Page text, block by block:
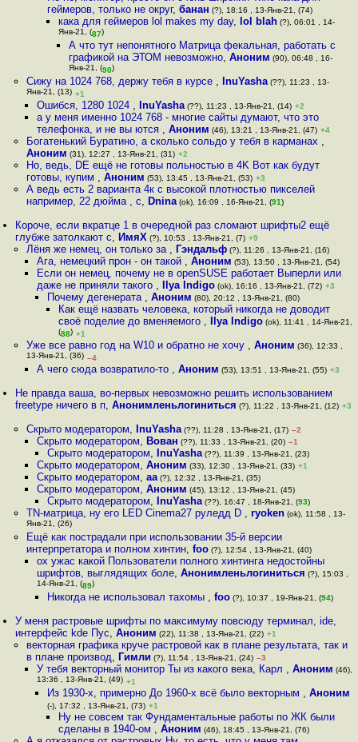
геймеров, только не округ,банан (?), 18:16 , 13-Янв-21, (74)
кака для геймеров lol makes my day, lol blah(?), 06:01 , 14-
Янв-21, (87)
А что тут непонятного Матрица фекальная, работать с
графикой на ЭТОМ невозможно, Аноним (90), 06:48 , 16-
Янв-21, (90)
Сижу на 1024 768, держу тебя в курсе , InuYasha(??), 11:23 , 13-
Янв-21, (13) +1
Ошибся, 1280 1024 , InuYasha(??), 11:23 , 13-Янв-21, (14) +2
а у меня именно 1024 768 - многие сайты думают, что это
телефонка, и не вы ются , Аноним (46), 13:21 , 13-Янв-21, (47) +4
Богатенький Буратино, а сколько сольдо у тебя в карманах ,
Аноним (31), 12:27 , 13-Янв-21, (31) +2
Но, ведь, DE ещё не готовы польностью в 4K Вот как будут
готовы, купим , Аноним (53), 13:45 , 13-Янв-21, (53) +3
А ведь есть 2 варианта 4к с высокой плотностью пикселей
например, 22 дюйма , с, Dnina(ok), 16:09 , 16-Янв-21, (91)
Короче, если вкратце 1 в очередной раз сломают шрифты2 ещё
глубже затолкают с, ИмяХ (?), 10:53 , 13-Янв-21, (7) +9
Лёня же немец, он только за , Гэндальф(?), 11:26 , 13-Янв-21, (16)
Ага, немецкий прон - он такой , Аноним (53), 13:50 , 13-Янв-21, (54)
Если он немец, почему не в openSUSE работает Выперли или
даже не приняли такого , Ilya Indigo(ok), 16:16 , 13-Янв-21, (72) +3
Почему дегенерата ,Аноним (80), 20:12 , 13-Янв-21, (80)
Как ещё назвать человека, который никогда не доводит
своё поделие до вменяемого , Ilya Indigo(ok), 11:41 , 14-Янв-21,
(88) +1
Уже все равно год на W10 и обратно не хочу , Аноним (36), 12:33 ,
13-Янв-21, (36) –4
А чего сюда возвратило-то , Аноним (53), 13:51 , 13-Янв-21, (55) +3
Не правда ваша, во-первых невозможно решить использованием
freetype ничего в п,Анонимленьлогиниться (?), 11:22 , 13-Янв-21, (12) +3
Скрыто модератором, InuYasha(??), 11:28 , 13-Янв-21, (17) –2
Скрыто модератором, Вован (??), 11:33 , 13-Янв-21, (20) –1
Скрыто модератором, InuYasha (??), 11:39 , 13-Янв-21, (23)
Скрыто модератором, Аноним (33), 12:30 , 13-Янв-21, (33) +1
Скрыто модератором, aa(?), 12:32 , 13-Янв-21, (35)
Скрыто модератором, Аноним (45), 13:12 , 13-Янв-21, (45)
Скрыто модератором, InuYasha (??), 16:47 , 18-Янв-21, (93)
TN-матрица, ну его LED Cinema27 руледд D , ryoken(ok), 11:58 , 13-
Янв-21, (26)
Ещё как пострадали при использовании 35-й версии
интерпретатора и полном хинтин, foo(?), 12:54 , 13-Янв-21, (40)
ох ужас какой Пользователи полного хинтинга недостойны
шрифтов, выглядящих боле, Анонимленьлогиниться (?), 15:03 ,
14-Янв-21, (89)
Никогда не использовал тахомы ,foo (?), 10:37 , 19-Янв-21, (94)
У меня растровые шрифты по максимуму повсюду терминал, ide,
интерфейс kde Пус,Аноним (22), 11:38 , 13-Янв-21, (22) +1
векторная графика круче растровой как в плане результата, так и
в плане производ, Гимли (?), 11:54 , 13-Янв-21, (24) –3
У тебя векторный монитор Ты из какого века, Карл , Аноним (46),
13:36 , 13-Янв-21, (49) +1
Из 1930-х, примерно До 1960-х всё было векторным ,Аноним
(-), 17:32 , 13-Янв-21, (73) +1
Ну не совсем так Фундаментальные работы по ЖК были
сделаны в 1940-ом , Аноним (46), 18:45 , 13-Янв-21, (76)